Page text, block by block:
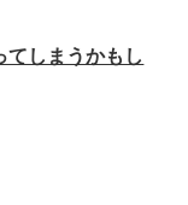
てしまうかもし